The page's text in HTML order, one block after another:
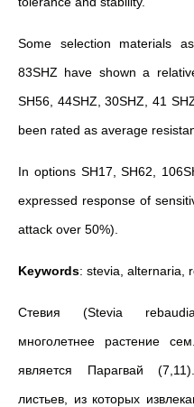
Some selection materials
83SHZ have shown a
SH56, 44SHZ, 30SHZ, 41
been rated as average
In options SH17, SH62,
expressed response of
attack over 50%).
Keywords: stevia, alternaria,
Стевия (Stevia
многолетнее растение
является Парагвай
листьев, из которых